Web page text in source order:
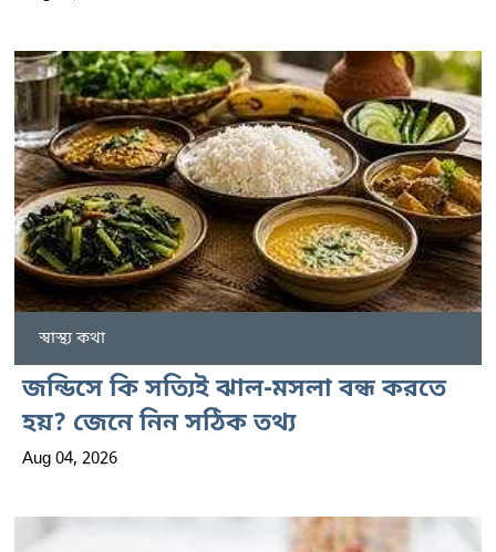
স্বাস্থ্য কথা
জন্ডিসে কি সত্যিই ঝাল-মসলা বন্ধ করতে
হয়? জেনে নিন সঠিক তথ্য
Aug 04, 2026